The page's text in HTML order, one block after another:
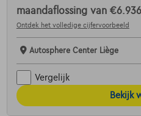
maandaflossing van
Ontdek het volledige cijfervoorbeeld
Autosphere Center Liège
Vergelijk
Bekijk